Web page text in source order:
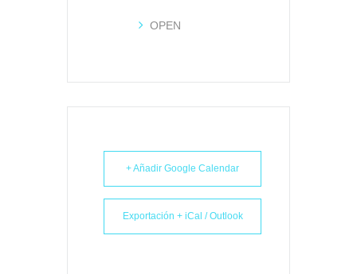
OPEN
+ Añadir Google Calendar
Exportación + iCal / Outlook